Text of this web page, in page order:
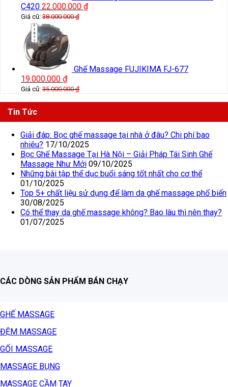
C420 22.000.000 ₫
Giá cũ: 38.000.000₫
Ghế Massage FUJIKIMA FJ-677
19.000.000 ₫
Giá cũ: 35.000.000₫
Tin Tức
Giải đáp: Bọc ghế massage tại nhà ở đâu? Chi phí bao
nhiêu? 17/10/2025
Bọc Ghế Massage Tại Hà Nội – Giải Pháp Tái Sinh Ghế
Massage Như Mới 09/10/2025
Những bài tập thể dục buổi sáng tốt nhất cho cơ thể
01/10/2025
Top 5+ chất liệu sử dụng để làm da ghế massage phổ biến
30/08/2025
Có thể thay da ghế massage không? Bao lâu thì nên thay?
01/07/2025
CÁC DÒNG SẢN PHẨM BÁN CHẠY
GHẾ MASSAGE
ĐỆM MASSAGE
GỐI MASSAGE
MASSAGE BỤNG
MASSAGE CẦM TAY